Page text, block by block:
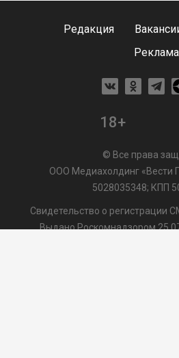
Редакция
Реклама
18+
© Все права
ООО Медиахолдинг «Вести
5028035348; КПП
Свидетельство о регистрации
Выдано Роскомнадзором